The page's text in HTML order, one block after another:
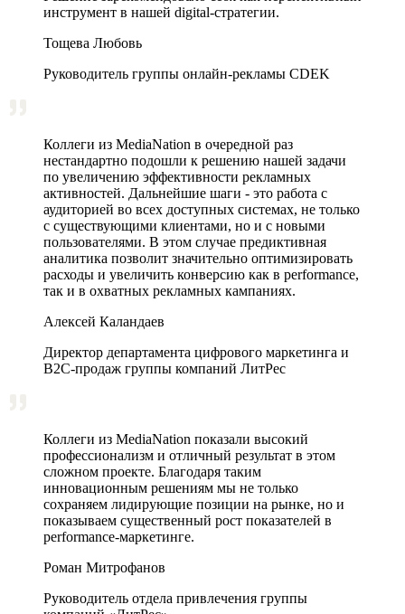
инструмент в нашей digital-стратегии.
Тощева Любовь
Руководитель группы онлайн-рекламы CDEK
Коллеги из MediaNation в очередной раз
нестандартно подошли к решению нашей задачи
по увеличению эффективности рекламных
активностей. Дальнейшие шаги - это работа с
аудиторией во всех доступных системах, не только
с существующими клиентами, но и с новыми
пользователями. В этом случае предиктивная
аналитика позволит значительно оптимизировать
расходы и увеличить конверсию как в performance,
так и в охватных рекламных кампаниях.
Алексей Каландаев
Директор департамента цифрового маркетинга и
В2С-продаж группы компаний ЛитРес
Коллеги из MediaNation показали высокий
профессионализм и отличный результат в этом
сложном проекте. Благодаря таким
инновационным решениям мы не только
сохраняем лидирующие позиции на рынке, но и
показываем существенный рост показателей в
performance-маркетинге.
Роман Митрофанов
Руководитель отдела привлечения группы